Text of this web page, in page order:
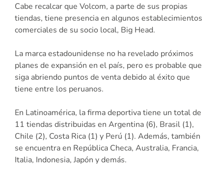
Cabe recalcar que Volcom, a parte de sus propias
tiendas, tiene presencia en algunos establecimientos
comerciales de su socio local, Big Head.
La marca estadounidense no ha revelado próximos
planes de expansión en el país, pero es probable que
siga abriendo puntos de venta debido al éxito que
tiene entre los peruanos.
En Latinoamérica, la firma deportiva tiene un total de
11 tiendas distribuidas en Argentina (6), Brasil (1),
Chile (2), Costa Rica (1) y Perú (1). Además, también
se encuentra en República Checa, Australia, Francia,
Italia, Indonesia, Japón y demás.